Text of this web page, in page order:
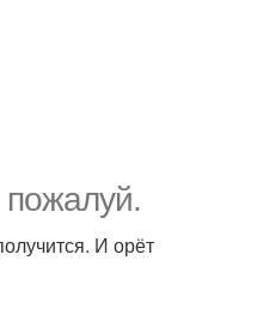
И орёт